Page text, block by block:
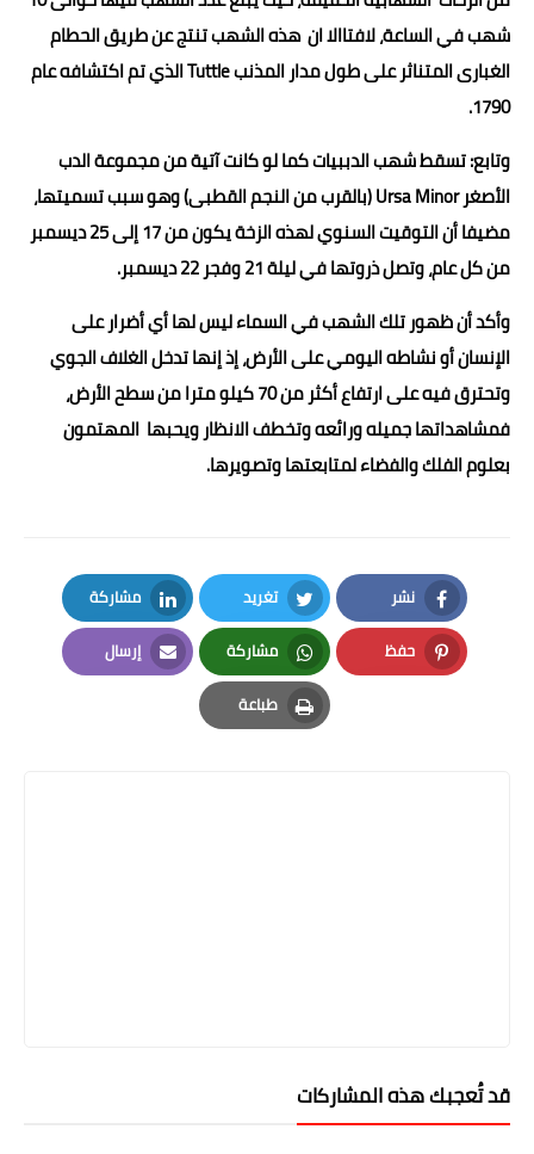
شهب في الساعة، لافتاالا ان هذه الشهب تنتج عن طريق الحطام
الغبارى المتناثر على طول مدار المذنب Tuttle الذي تم اكتشافه عام
1790.
وتابع: تسقط شهب الدببيات كما لو كانت آتية من مجموعة الدب
الأصغر Ursa Minor (بالقرب من النجم القطبى) وهو سبب تسميتها،
مضيفا أن التوقيت السنوي لهذه الزخة يكون من 17 إلى 25 ديسمبر
من كل عام، وتصل ذروتها في ليلة 21 وفجر 22 ديسمبر.
وأكد أن ظهور تلك الشهب في السماء ليس لها أي أضرار على
الإنسان أو نشاطه اليومي على الأرض، إذ إنها تدخل الغلاف الجوي
وتحترق فيه على ارتفاع أكثر من 70 كيلو مترا من سطح الأرض،
فمشاهداتها جميله ورائعه وتخطف الانظار ويحبها المهتمون
بعلوم الفلك والفضاء لمتابعتها وتصويرها.
نشر
Facebook
تغريد
Twitter
مشاركة
LinkedIn
حفظ
Pinterest
مشاركة
Whatsapp
إرسال
Email
طباعة
Print
قد تُعجبك هذه المشاركات